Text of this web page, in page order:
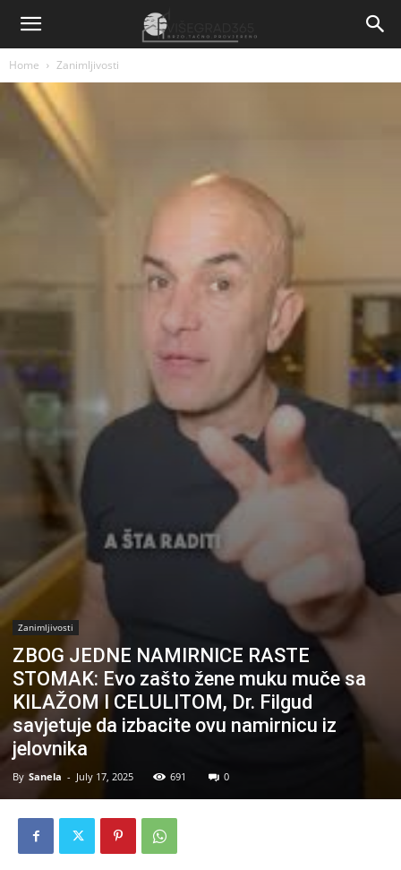
Home Zanimljivosti
Zanimljivosti
ZBOG JEDNE NAMIRNICE RASTE
STOMAK: Evo zašto žene muku muče sa
KILAŽOM I CELULITOM, Dr. Filgud
savjetuje da izbacite ovu namirnicu iz
jelovnika
By Sanela - July 17, 2025 691 0